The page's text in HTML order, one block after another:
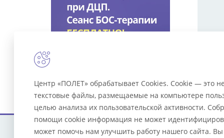
Услуги
Центр «ПОЛЕТ» обрабатывает Cookies. Cookie — это
текстовые файлы, размещаемые на компьютере
целью анализа их пользовательской активности.
помощи cookie информация не может
может помочь нам улучшить работу нашего сайта.